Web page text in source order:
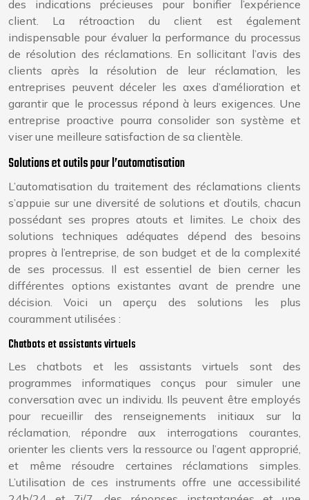
des indications précieuses pour bonifier l’expérience
client. La rétroaction du client est également
indispensable pour évaluer la performance du processus
de résolution des réclamations. En sollicitant l’avis des
clients après la résolution de leur réclamation, les
entreprises peuvent déceler les axes d’amélioration et
garantir que le processus répond à leurs exigences. Une
entreprise proactive pourra consolider son système et
viser une meilleure satisfaction de sa clientèle.
Solutions et outils pour l’automatisation
L’automatisation du traitement des réclamations clients
s’appuie sur une diversité de solutions et d’outils, chacun
possédant ses propres atouts et limites. Le choix des
solutions techniques adéquates dépend des besoins
propres à l’entreprise, de son budget et de la complexité
de ses processus. Il est essentiel de bien cerner les
différentes options existantes avant de prendre une
décision. Voici un aperçu des solutions les plus
couramment utilisées :
Chatbots et assistants virtuels
Les chatbots et les assistants virtuels sont des
programmes informatiques conçus pour simuler une
conversation avec un individu. Ils peuvent être employés
pour recueillir des renseignements initiaux sur la
réclamation, répondre aux interrogations courantes,
orienter les clients vers la ressource ou l’agent approprié,
et même résoudre certaines réclamations simples.
L’utilisation de ces instruments offre une accessibilité